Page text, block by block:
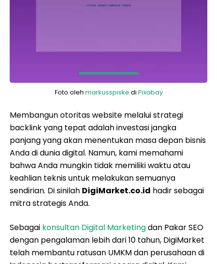
Foto oleh markusspiske di Pixabay
Membangun otoritas website melalui strategi
backlink yang tepat adalah investasi jangka
panjang yang akan menentukan masa depan bisnis
Anda di dunia digital. Namun, kami memahami
bahwa Anda mungkin tidak memiliki waktu atau
keahlian teknis untuk melakukan semuanya
sendirian. Di sinilah DigiMarket.co.id hadir sebagai
mitra strategis Anda.
Sebagai konsultan Digital Marketingdan Pakar SEO
dengan pengalaman lebih dari 10 tahun, DigiMarket
telah membantu ratusan UMKM dan perusahaan di